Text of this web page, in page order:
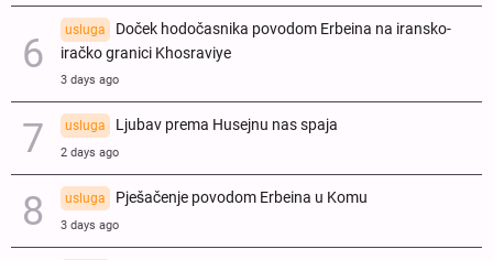
usluga
Doček hodočasnika povodom Erbeina na iransko-
iračko granici Khosraviye
3 days ago
usluga Ljubav prema Husejnu nas spaja
2 days ago
usluga Pješačenje povodom Erbeina u Komu
3 days ago